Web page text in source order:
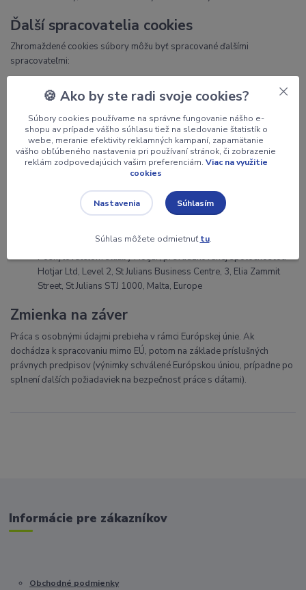
Ďalší spracovatelia cookies
Zhromaždené cookies súbory môžu byť spracované ďalšími
spracovateľmi:
spoločnosťou Google Inc., sídlom 1600 Amphitheatre Parkway,
Mountain View, CA 94043, USA
Poskytovateľom služby Google Ads, prevádzkovanej
spoločnosťou Google Inc., sídlom 1600 Amphitheatre Parkway,
Mountain View, CA 94043, USA
Poskytovateľom služby Facebook Ads, prevádzkovanej
Park, CA 94025, USA
Poskytovateľom služby Sklik, prevádzkovanej spoločnosťou
Poskytovateľom služby Hotjar, prevádzkovanej spoločnosťou
Hotjar Ltd, Level 2, St Julians Business Centre, 3, Elia Zammit
Street, St Julians STJ 1000, Malta, Europe
Zmienka na záver
Práca s osobnými údajmi prebieha v rámci Európskej únie. Ak
dochádza k spracovaniu mimo EÚ, potom na základe príslušných
právnych predpisov (výnimky schválené Európskou úniou, prípadne po
splnení ďalších požiadaviek na bezpečnosť práce s dátami).
Informácie pre zákazníkov
Obchodné podmienky
🍪 Ako by ste radi svoje cookies?
Súbory cookies používame na správne fungovanie nášho e-
shopu av prípade vášho súhlasu tiež na sledovanie štatistík o
webe, meranie efektivity reklamných kampaní, zapamätanie
vášho obľúbeného nastavenia pri používaní stránok, či zobrazenie
reklám zodpovedajúcich vašim preferenciám. Viac na využitie
cookies
Nastavenia Súhlasím
Súhlas môžete odmietnuťtu.